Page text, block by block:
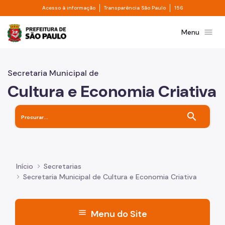
Pular para o Conteúdo principal
Acesso à informação Divisor de acesso à informação
Transparência São Paulo Divisor de
156
Prefeitura de São PauloMenu menu
Secretaria Municipal de
Cultura e Economia Criativa
search
Início
Secretarias
Secretaria Municipal de Cultura e Economia Criativa
menu Menu do Site